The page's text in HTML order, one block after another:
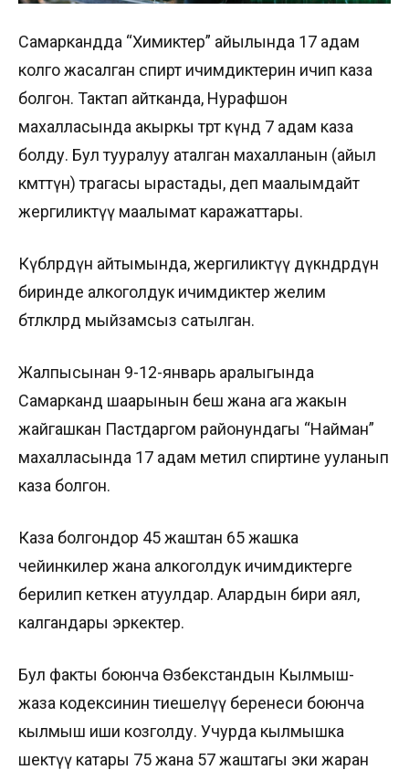
Самаркандда “Химиктер” айылында 17 адам
колго жасалган спирт ичимдиктерин ичип каза
болгон. Тактап айтканда, Нурафшон
махалласында акыркы төрт күндө 7 адам каза
болду. Бул тууралуу аталган махалланын (айыл
өкмөттүн) төрагасы ырастады, деп маалымдайт
жергиликтүү маалымат каражаттары.
Күбөлөрдүн айтымында, жергиликтүү дүкөндөрдүн
биринде алкоголдук ичимдиктер желим
бөтөлкөлөрдө мыйзамсыз сатылган.
Жалпысынан 9-12-январь аралыгында
Самарканд шаарынын беш жана ага жакын
жайгашкан Пастдаргом районундагы “Найман”
махалласында 17 адам метил спиртине ууланып
каза болгон.
Каза болгондор 45 жаштан 65 жашка
чейинкилер жана алкоголдук ичимдиктерге
берилип кеткен атуулдар. Алардын бири аял,
калгандары эркектер.
Бул факты боюнча Өзбекстандын Кылмыш-
жаза кодексинин тиешелүү беренеси боюнча
кылмыш иши козголду. Учурда кылмышка
шектүү катары 75 жана 57 жаштагы эки жаран